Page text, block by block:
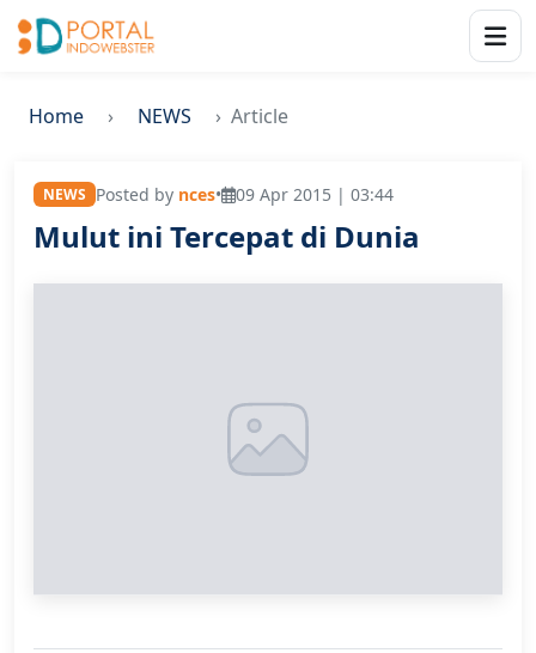
Home NEWS Article
NEWS Posted by nces• 09 Apr 2015 | 03:44
Mulut ini Tercepat di Dunia